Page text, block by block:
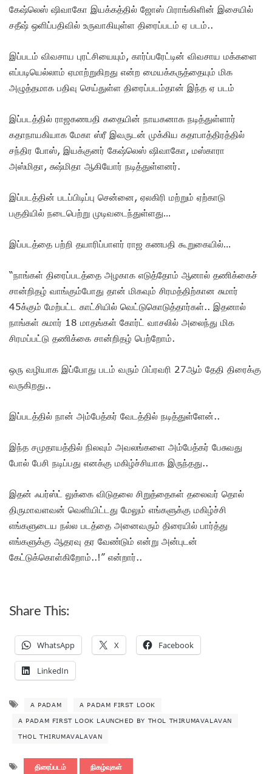
கேஷ்லெஸ் ஷிவாகோ இயக்கத்தில் ஜோஸ் பிராங்கிளின் இசையில்
சதீஷ் ஒளிப்பதிவில் உருவாகியுள்ள திரைப்படம் ஏ படம்..
இப்படம் விவசாய புரட்சியையும், கார்ப்பரேட்டின் விவசாய மக்களை
எப்படியெல்லாம் ஏமாற்றுகிறது என்ற மையக்கருத்தையும் மிக
அழுத்தமாக பதிவு செய்துள்ள திரைப்படம்தான் இந்த ஏ படம்
இப்படத்தில் ராஜகணபதி கதையின் நாயகனாக நடித்துள்ளார்
கதாநாயகியாக மேகா ஸ்ரீ இவருடன் முக்கிய கதாபாத்திரத்தில்
சந்திர போஸ், இயக்குனர் கேஷ்லெஸ் ஷிவாகோ, மஸ்காரா
அஸ்மிதா, சுஷ்மிதா ஆகியோர் நடித்துள்ளனர்.
இப்படத்தின் படப்பிடிப்பு சென்னை, ஏலகிரி மற்றும் ஏற்காடு
பகுதியில் நடைபெற்று முடிவடைந்துள்ளது…
இப்படத்தை பற்றி தயாரிப்பாளர் ராஜ கணபதி கூறுகையில்…
“நாங்கள் திரைப்படத்தை அழகாக எடுத்தோம் ஆனால் தணிக்கைச்
சான்றிதழ் வாங்கும்போது தான் மிகவும் சிரமத்திற்கான சுமார்
45க்கும் மேற்பட்ட காட்சியில் வெட்டுகொடுத்தார்கள்.. இதனால்
நாங்கள் சுமார் 18 மாதங்கள் கோர்ட் வாசலில் அலைந்து மிக
சிரமப்பட்டு தணிக்கை சான்றிதழ் பெற்றோம்.
ஒரு வழியாக இப்போது படம் வரும் பிப்ரவரி 27ஆம் தேதி திரைக்கு
வருகிறது..
இப்படத்தில் நான் அம்பேத்கர் வேடத்தில் நடித்துள்ளேன்..
இந்த சமுதாயத்தில் நிலவும் அவலங்களை அம்பேத்கர் பேசுவது
போல் பேசி நடிப்பது எனக்கு மகிழ்ச்சியாக இருந்தது..
இதன் ஃபர்ஸ்ட் லுக்கை விடுதலை சிறுத்தைகள் தலைவர் தொல்
திருமாவளவன் வெளியிட்டது மேலும் எங்களுக்கு மகிழ்ச்சி
எங்களுடைய நல்ல படத்தை அனைவரும் திரையில் பார்த்து
எங்களுக்கு ஆதரவு தர வேண்டும் என்று அன்புடன்
கேட்டுக்கொள்கிறோம்..!” என்றார்..
Share This:
WhatsApp X Facebook
LinkedIn
A PADAM A PADAM FIRST LOOK
A PADAM FIRST LOOK LAUNCHED BY THOL THIRUMAVALAVAN
THOL THIRUMAVALAVAN
திரைப்படம் நிகழ்வுகள்